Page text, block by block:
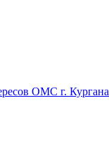
ОМС г. Кургана